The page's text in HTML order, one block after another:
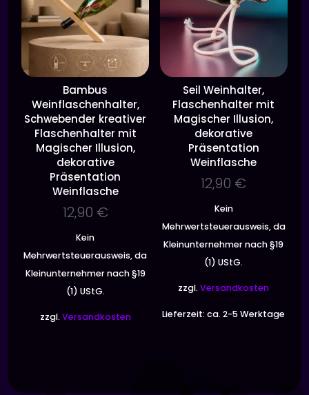
Bambus
Weinflaschenhalter,
Schwebender kreativer
Flaschenhalter mit
Magischer Illusion,
dekorative
Präsentation
Weinflasche
12,90 €
Kein
Mehrwertsteuerausweis, da
Kleinunternehmer nach §19
(1) UStG.
zzgl. Versandkosten
Seil Weinhalter,
Flaschenhalter mit
Magischer Illusion,
dekorative
Präsentation
Weinflasche
12,90 €
Kein
Mehrwertsteuerausweis, da
Kleinunternehmer nach §19
(1) UStG.
zzgl.Versandkosten
Lieferzeit:ca. 2-5 Werktage